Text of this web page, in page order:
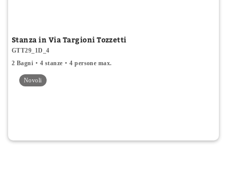
Stanza in Via Targioni Tozzetti
GTT29_1D_4
2 Bagni
4 stanze 4 persone max.
Novoli